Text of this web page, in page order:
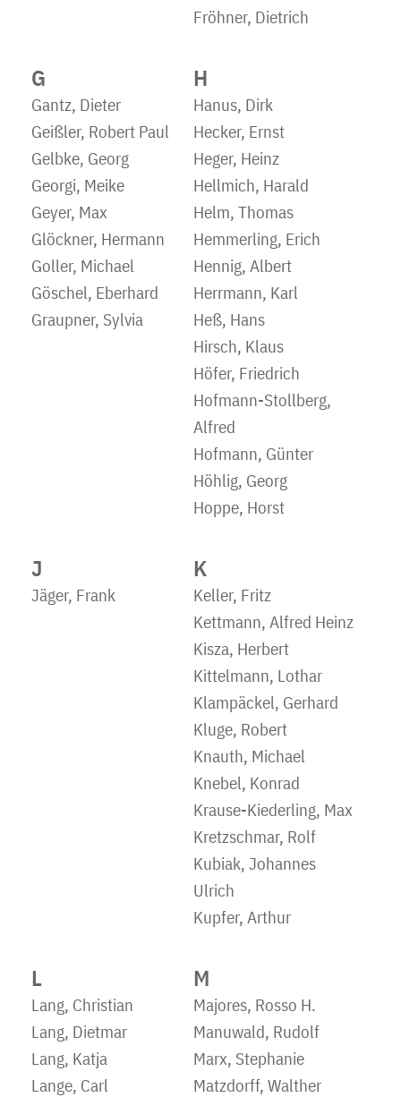
Fröhner, Dietrich
G
Gantz, Dieter
Geißler, Robert Paul
Gelbke, Georg
Georgi, Meike
Geyer, Max
Glöckner, Hermann
Goller, Michael
Göschel, Eberhard
Graupner, Sylvia
H
Hanus, Dirk
Hecker, Ernst
Heger, Heinz
Hellmich, Harald
Helm, Thomas
Hemmerling, Erich
Hennig, Albert
Herrmann, Karl
Heß, Hans
Hirsch, Klaus
Höfer, Friedrich
Hofmann-Stollberg,
Alfred
Hofmann, Günter
Höhlig, Georg
Hoppe, Horst
J
Jäger, Frank
K
Keller, Fritz
Kettmann, Alfred Heinz
Kisza, Herbert
Kittelmann, Lothar
Klampäckel, Gerhard
Kluge, Robert
Knauth, Michael
Knebel, Konrad
Krause-Kiederling, Max
Kretzschmar, Rolf
Kubiak, Johannes
Ulrich
Kupfer, Arthur
L
Lang, Christian
Lang, Dietmar
Lang, Katja
Lange, Carl
M
Majores, Rosso H.
Manuwald, Rudolf
Marx, Stephanie
Matzdorff, Walther